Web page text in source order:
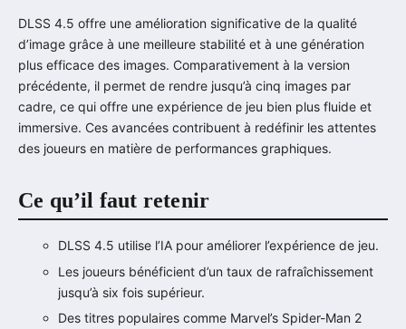
DLSS 4.5 offre une amélioration significative de la qualité
d’image grâce à une meilleure stabilité et à une génération
plus efficace des images. Comparativement à la version
précédente, il permet de rendre jusqu’à cinq images par
cadre, ce qui offre une expérience de jeu bien plus fluide et
immersive. Ces avancées contribuent à redéfinir les attentes
des joueurs en matière de performances graphiques.
Ce qu’il faut retenir
DLSS 4.5 utilise l’IA pour améliorer l’expérience de jeu.
Les joueurs bénéficient d’un taux de rafraîchissement
jusqu’à six fois supérieur.
Des titres populaires comme Marvel’s Spider-Man 2